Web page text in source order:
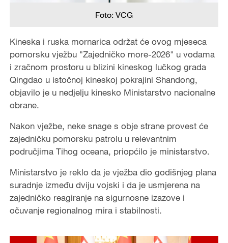
Foto: VCG
Kineska i ruska mornarica održat će ovog mjeseca
pomorsku vježbu "Zajedničko more-2026" u vodama
i zračnom prostoru u blizini kineskog lučkog grada
Qingdao u istočnoj kineskoj pokrajini Shandong,
objavilo je u nedjelju kinesko Ministarstvo nacionalne
obrane.
Nakon vježbe, neke snage s obje strane provest će
zajedničku pomorsku patrolu u relevantnim
područjima Tihog oceana, priopćilo je ministarstvo.
Ministarstvo je reklo da je vježba dio godišnjeg plana
suradnje između dviju vojski i da je usmjerena na
zajedničko reagiranje na sigurnosne izazove i
očuvanje regionalnog mira i stabilnosti.